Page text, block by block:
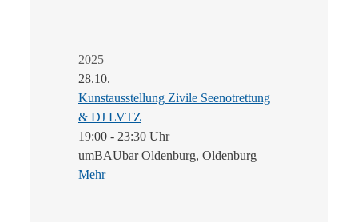
2025
28.10.
Kunstausstellung Zivile Seenotrettung
& DJ LVTZ
19:00 - 23:30 Uhr
umBAUbar Oldenburg, Oldenburg
Mehr